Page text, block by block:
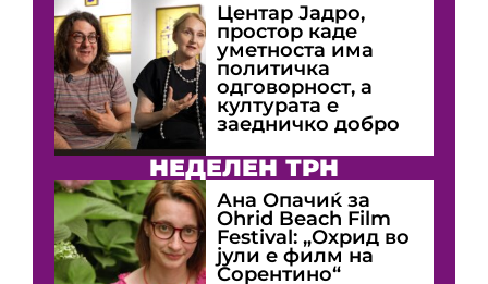
Центар Јадро,
простор каде
уметноста има
политичка
одговорност, а
културата е
заедничко добро
НЕДЕЛЕН ТРН
Ана Опачиќ за
Оhrid Beach Film
Festival: „Охрид во
јули е филм на
Сорентино“